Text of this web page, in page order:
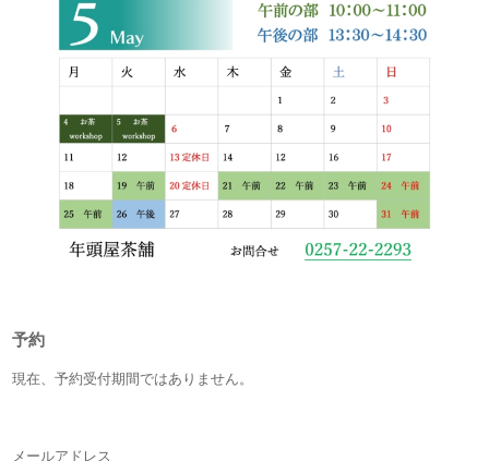
予約
現在、予約受付期間ではありません。
メールアドレス